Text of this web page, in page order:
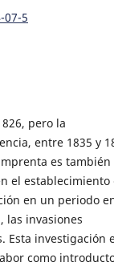
07-5
pero la
entre 1835 y
es también
el establecimiento
en un periodo
las invasiones
Esta investigación
como